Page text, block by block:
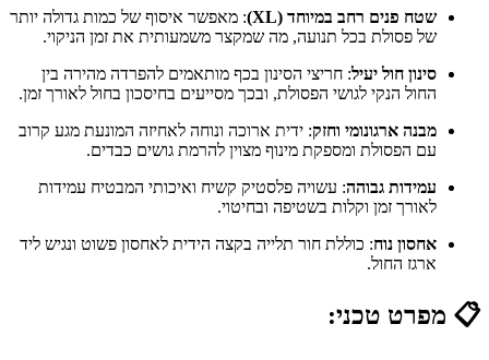
שטח פנים רחב במיוחד (XL)
: מאפשר איסוף של כמות גדולה יותר
של פסולת בכל תנועה, מה שמקצר משמעותית את זמן הניקוי.
סינון חול יעיל: חריצי הסינון בכף מותאמים להפרדה מהירה בין
החול הנקי לגושי הפסולת, ובכך מסייעים בחיסכון בחול לאורך זמן.
מבנה ארגונומי וחזק: ידית ארוכה ונוחה לאחיזה המונעת מגע קרוב
עם הפסולת ומספקת מינוף מצוין להרמת גושים כבדים.
עמידות גבוהה: עשויה פלסטיק קשיח ואיכותי המבטיח עמידות
לאורך זמן וקלות בשטיפה ובחיטוי.
אחסון נוח: כוללת חור תלייה בקצה הידית לאחסון פשוט ונגיש ליד
ארגז החול.
📋 מפרט טכני: